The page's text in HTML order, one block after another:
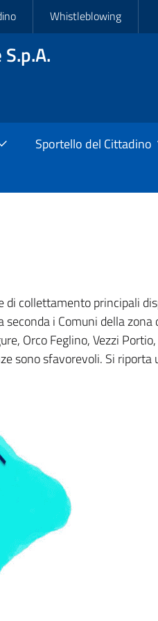
Whistleblowing
Sportello del Cittadino
collettamento principali
i Comuni della
Orco Feglino, Vezzi
sono sfavorevoli. Si